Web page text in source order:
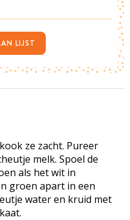
ze zacht. Pureer
melk. Spoel de
als het wit in
groen apart in een
water en kruid met
LIJST